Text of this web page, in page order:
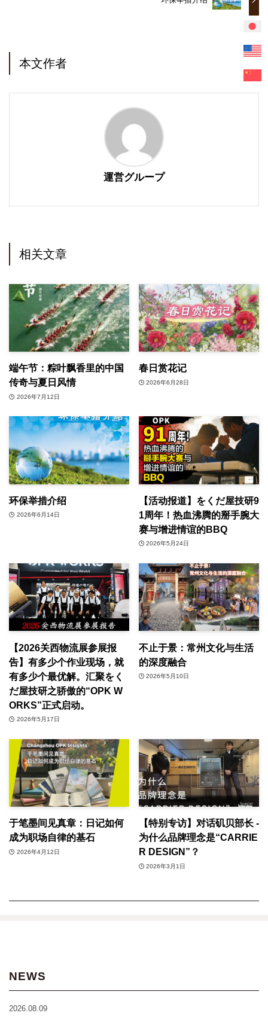
本文作者
運営グループ
相关文章
端午节：粽叶飘香里的中国
传奇与夏日风情
2026年7月12日
春日赏花记
2026年6月28日
环保举措介绍
2026年6月14日
【活动报道】をくだ屋技研9
1周年！热血沸腾的掰手腕大
赛与增进情谊的BBQ
2026年5月24日
【2026关西物流展参展报
告】有多少个作业现场，就
有多少个最优解。汇聚をく
だ屋技研之骄傲的“OPK W
ORKS”正式启动。
2026年5月17日
不止于景：常州文化与生活
的深度融合
2026年5月10日
于笔墨间见真章：日记如何
成为职场自律的基石
2026年4月12日
【特别专访】对话矶贝部长 -
为什么品牌理念是“CARRIE
R DESIGN”？
2026年3月1日
NEWS
2026.08.09